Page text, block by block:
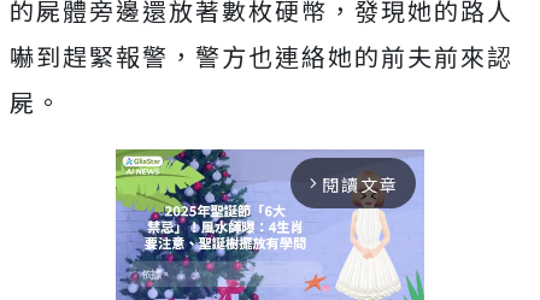
的屍體旁邊還放著數枚硬幣，發現她的路人
嚇到趕緊報警，警方也連絡她的前夫前來認
屍。
arrow_forward_ios 閱讀文章